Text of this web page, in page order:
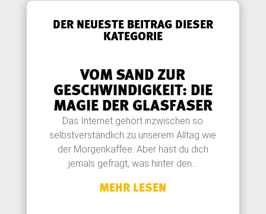
DER NEUESTE BEITRAG DIESER
KATEGORIE
VOM SAND ZUR
GESCHWINDIGKEIT: DIE
MAGIE DER GLASFASER
Das Internet gehört inzwischen so
selbstverständlich zu unserem Alltag wie
der Morgenkaffee. Aber hast du dich
jemals gefragt, was hinter den...
MEHR LESEN